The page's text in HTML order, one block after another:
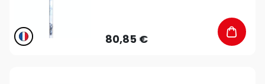
80,85 €